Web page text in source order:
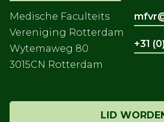
Medische Faculteits
Vereniging Rotterdam
Wytemaweg 80
3015CN Rotterdam
LID
+31